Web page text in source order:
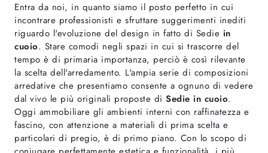
Entra da noi, in quanto siamo il posto perfetto in cui
incontrare professionisti e sfruttare suggerimenti inediti
riguardo l'evoluzione del design in fatto di Sedie in
cuoio. Stare comodi negli spazi in cui si trascorre del
tempo è di primaria importanza, perciò è così rilevante
la scelta dell'arredamento. L'ampia serie di composizioni
arredative che presentiamo consente a ognuno di vedere
dal vivo le più originali proposte di Sedie in cuoio.
Oggi ammobiliare gli ambienti interni con raffinatezza e
fascino, con attenzione a materiali di prima scelta e
particolari di pregio, è di primo piano. Con lo scopo di